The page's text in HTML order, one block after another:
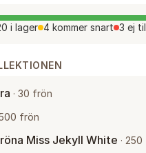
i lager 4 kommer snart 3 ej
· 30 frön
frön
Miss Jekyll White · 250